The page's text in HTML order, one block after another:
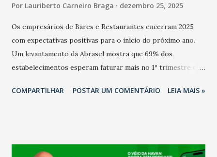
Por Lauriberto Carneiro Braga dezembro 25, 2025
Os empresários de Bares e Restaurantes encerram 2025
com expectativas positivas para o início do próximo ano.
Um levantamento da Abrasel mostra que 69% dos
estabelecimentos esperam faturar mais no 1º trimestre de
relação ao último trimestre deste ano, 56% também
confraternizações de fim de ano e pelo pagamento do 13º
COMPARTILHAR POSTAR UM COMENTÁRIO LEIA MAIS »